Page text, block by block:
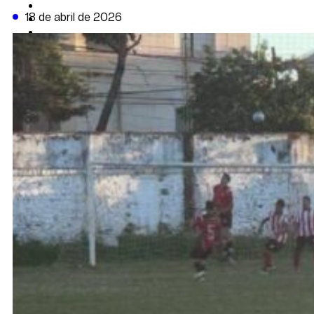
DATA FIRME
DE LA TRIBUNA TV
18 de abril de 2026